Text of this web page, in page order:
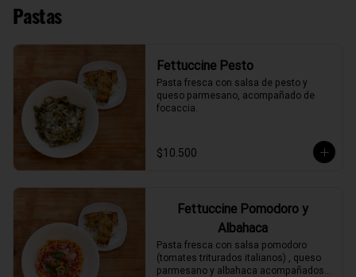
Pastas
Fettuccine Pesto
Pasta fresca con salsa de pesto y
queso parmesano, acompañado de
focaccia.
$10.500
Fettuccine Pomodoro y
Albahaca
Pasta fresca con salsa pomodoro
(tomates triturados italianos) , queso
parmesano y albahaca acompañados